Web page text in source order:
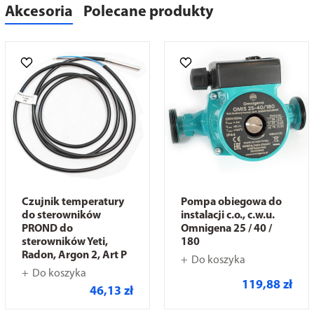
Akcesoria Polecane produkty
Czujnik temperatury
do sterowników
PROND do
sterowników Yeti,
Radon, Argon 2, Art P
Do koszyka
46,13 zł
Pompa obiegowa do
instalacji c.o., c.w.u.
Omnigena 25 / 40 /
180
Do koszyka
119,88 zł